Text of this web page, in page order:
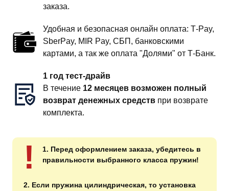
заказа.
Удобная и безопасная онлайн оплата: T‑Pay,
SberPay, MIR Pay, СБП, банковскими
картами, а так же оплата "Долями" от Т-Банк.
1 год тест-драйв
В течение 12 месяцев возможен полный
возврат денежных средств при возврате
комплекта.
!
1. Перед оформлением заказа, убедитесь в
правильности выбранного класса пружин!
2. Если пружина цилиндрическая, то установка